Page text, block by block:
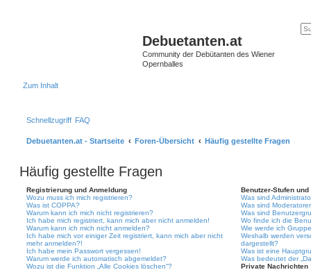
Debuetanten.at
Community der Debütanten des Wiener
Opernballes
Zum Inhalt
Schnellzugriff FAQ
Debuetanten.at - Startseite Foren-Übersicht Häufig gestellte Fragen
Häufig gestellte Fragen
Registrierung und Anmeldung
Wozu muss ich mich registrieren?
Was ist COPPA?
Warum kann ich mich nicht registrieren?
Ich habe mich registriert, kann mich aber nicht anmelden!
Warum kann ich mich nicht anmelden?
Ich habe mich vor einiger Zeit registriert, kann mich aber nicht
mehr anmelden?!
Ich habe mein Passwort vergessen!
Warum werde ich automatisch abgemeldet?
Wozu ist die Funktion „Alle Cookies löschen“?
Benutzer-Stufen und
Was sind
Was sind
Was sind
Wo finde ich die
Wie werde ich
Weshalb werden
dargestellt?
Was ist eine
Was bedeutet der
Private Nachrichten